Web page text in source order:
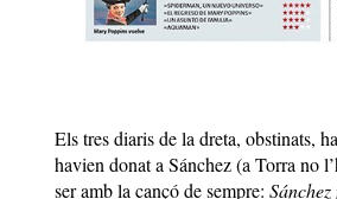
Els tres diaris de la dreta, obstinats,
havien donat a Sánchez (a Torra no
ser amb la cançó de sempre: